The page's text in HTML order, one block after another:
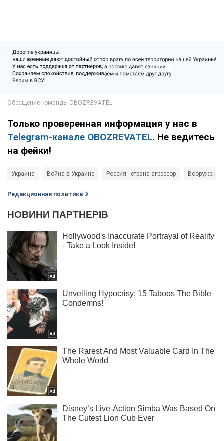
Только проверенная информация у нас в
Telegram-канале OBOZREVATEL. Не ведитесь
на фейки!
Украина Война в Украине Россия - страна-агрессор
Редакционная политика